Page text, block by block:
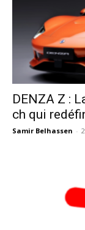
DENZA Z :
ch qui
Samir Belhassen -